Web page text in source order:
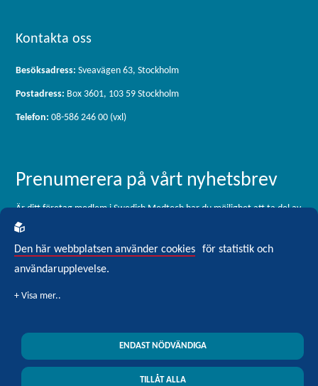
Kontakta oss
Besöksadress: Sveavägen 63, Stockholm
Postadress: Box 3601, 103 59 Stockholm
Telefon: 08-586 246 00 (vxl)
Prenumerera på vårt nyhetsbrev
Är ditt företag medlem i Swedish Medtech har du möjlighet att ta del av
vårt medlemsbrev, som skickas ut 11 gånger per år. För dig som är
intresserad av branschen men inte är medlem är du välkommen att
Klicka här för att prenumerera
Swedish Medtech © 2026 All rights reserved | Integritetspolicy
Den här webbplatsen använder cookies
för statistik och
användarupplevelse.
ENDAST NÖDVÄNDIGA
TILLÅT ALLA